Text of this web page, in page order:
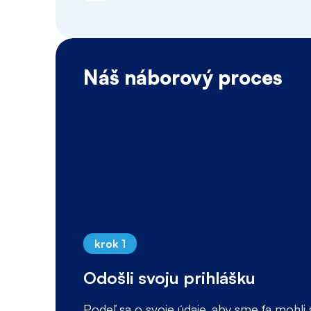
Náš náborový proces
krok 1
Odošli svoju prihlášku